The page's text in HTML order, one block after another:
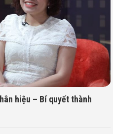
hiệu – Bí quyết thành